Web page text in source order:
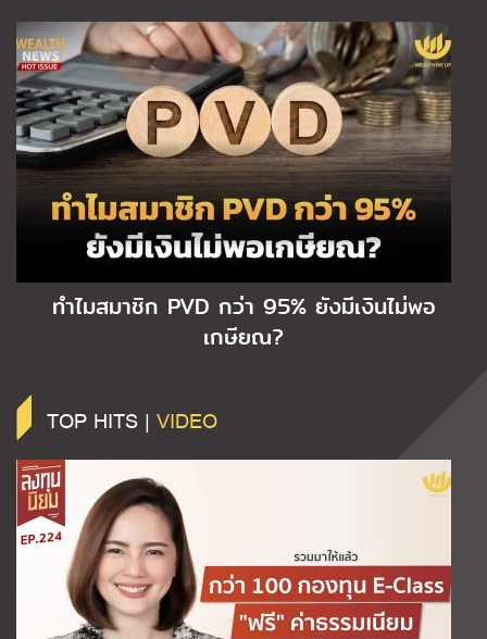
ทำไมสมาชิก PVD กว่า 95% ยังมีเงินไม่พอ
เกษียณ?
TOP HITS | VIDEO